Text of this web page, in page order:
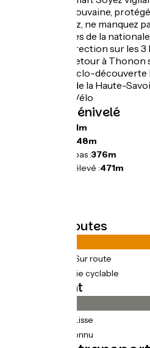
traversée de Douvaine,
retour sur Sciez, ne manquez
quelques mètres de la
brusques de direction sur les
Après Anthy, retour à Thonon
Itinéraire de cyclo-découverte
Département de la Haute-
Haute-Savoie Vélo
Pentes et dénivelé
241m
248m
Point le plus bas :376m
Point le plus élevé :471m
Types de routes
(86%) Sur route
(14%) Voie cyclable
Revêtement
(93%) Lisse
(7%) Inconnu